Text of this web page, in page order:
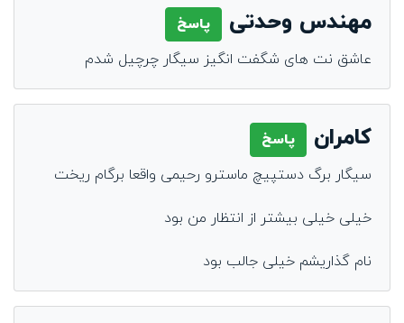
مهندس وحدتی
پاسخ
عاشق نت های شگفت انگیز سیگار چرچیل شدم
کامران
پاسخ
سیگار برگ دستپیچ ماسترو رحیمی واقعا برگام ریخت
خیلی خیلی بیشتر از انتظار من بود
نام گذاریشم خیلی جالب بود